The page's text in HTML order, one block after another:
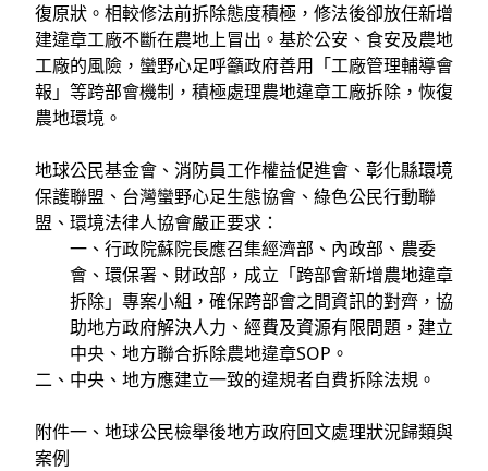
復原狀。相較修法前拆除態度積極，修法後卻放任新增
建違章工廠不斷在農地上冒出。基於公安、食安及農地
工廠的風險，蠻野心足呼籲政府善用「工廠管理輔導會
報」等跨部會機制，積極處理農地違章工廠拆除，恢復
農地環境。
地球公民基金會、消防員工作權益促進會、彰化縣環境
保護聯盟、台灣蠻野心足生態協會、綠色公民行動聯
盟、環境法律人協會嚴正要求：
一、行政院蘇院長應召集經濟部、內政部、農委
會、環保署、財政部，成立「跨部會新增農地違章
拆除」專案小組，確保跨部會之間資訊的對齊，協
助地方政府解決人力、經費及資源有限問題，建立
中央、地方聯合拆除農地違章SOP。
二、中央、地方應建立一致的違規者自費拆除法規。
附件一、地球公民檢舉後地方政府回文處理狀況歸類與
案例